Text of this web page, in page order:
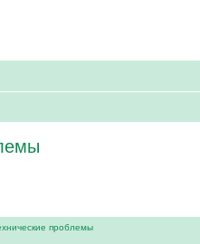
проблемы